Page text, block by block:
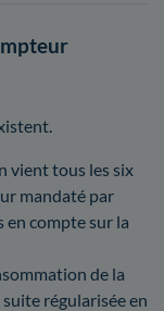
vient tous les six
mandaté par
en compte sur la
de la
régularisée en